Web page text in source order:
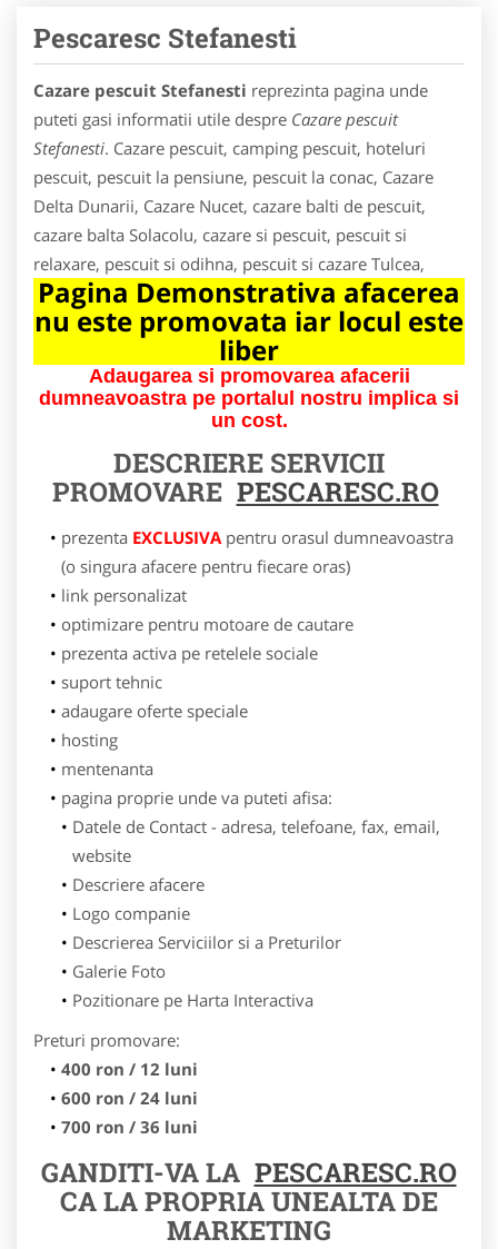
Pescaresc Stefanesti
Cazare pescuit Stefanesti reprezinta pagina unde
puteti gasi informatii utile despre Cazare pescuit
Stefanesti. Cazare pescuit, camping pescuit, hoteluri
pescuit, pescuit la pensiune, pescuit la conac, Cazare
Delta Dunarii, Cazare Nucet, cazare balti de pescuit,
cazare balta Solacolu, cazare si pescuit, pescuit si
relaxare, pescuit si odihna, pescuit si cazare Tulcea,
Pagina Demonstrativa afacerea
nu este promovata iar locul este
liber
Adaugarea si promovarea afacerii
dumneavoastra pe portalul nostru implica si
un cost.
DESCRIERE SERVICII
PROMOVARE PESCARESC.RO
prezenta EXCLUSIVApentru orasul dumneavoastra
(o singura afacere pentru fiecare oras)
link personalizat
optimizare pentru motoare de cautare
prezenta activa pe retelele sociale
suport tehnic
adaugare oferte speciale
hosting
mentenanta
pagina proprie unde va puteti afisa:
Datele de Contact - adresa, telefoane, fax, email,
website
Descriere afacere
Logo companie
Descrierea Serviciilor si a Preturilor
Galerie Foto
Pozitionare pe Harta Interactiva
Preturi promovare:
400 ron / 12 luni
600 ron / 24 luni
700 ron / 36 luni
GANDITI-VA LA PESCARESC.RO
CA LA PROPRIA UNEALTA DE
MARKETING